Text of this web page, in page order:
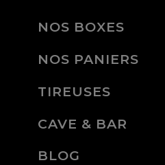
NOS BOXES
NOS PANIERS
TIREUSES
CAVE & BAR
BLOG